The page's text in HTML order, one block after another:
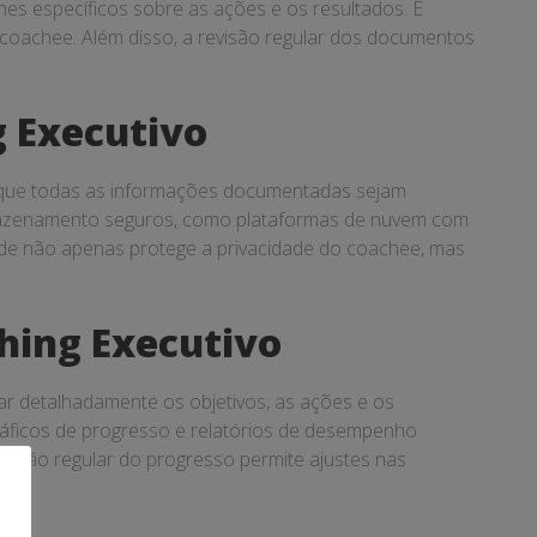
específicos sobre as ações e os resultados. É
Além disso, a revisão regular dos documentos
Executivo
todas as informações documentadas sejam
seguros, como plataformas de nuvem com
não apenas protege a privacidade do coachee, mas
Executivo
detalhadamente os objetivos, as ações e os
de progresso e relatórios de desempenho
regular do progresso permite ajustes nas